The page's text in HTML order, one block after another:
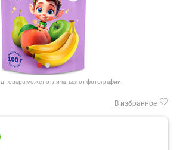
товара может отличаться от фотографии
В избранное